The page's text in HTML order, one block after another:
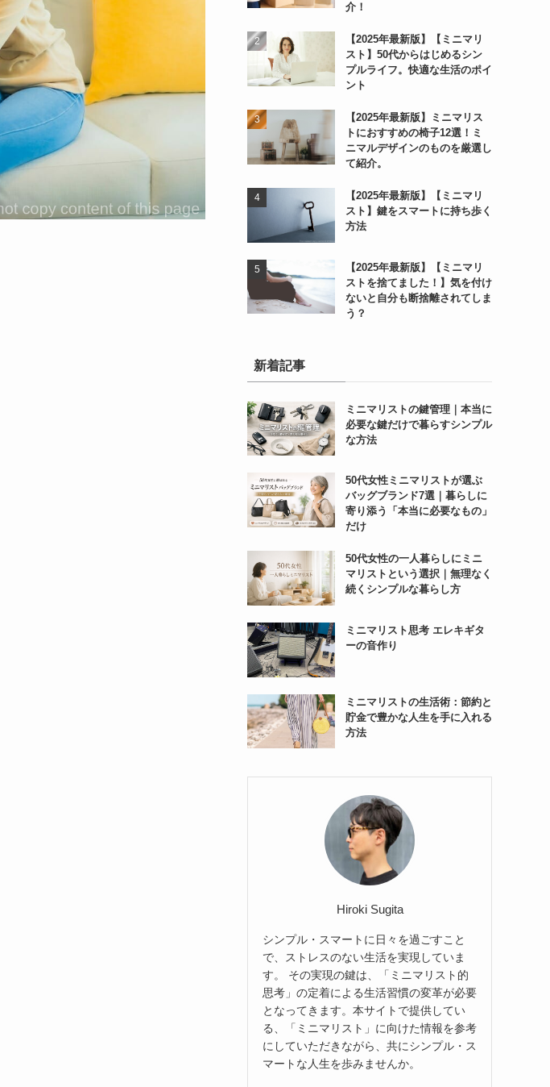
介！
【2025年最新版】【ミニマリ
スト】50代からはじめるシン
プルライフ。快適な生活のポイ
ント
【2025年最新版】ミニマリス
トにおすすめの椅子12選！ミ
ニマルデザインのものを厳選し
て紹介。
【2025年最新版】【ミニマリ
スト】鍵をスマートに持ち歩く
方法
【2025年最新版】【ミニマリ
ストを捨てました！】気を付け
ないと自分も断捨離されてしま
う？
新着記事
ミニマリストの鍵管理｜本当に
必要な鍵だけで暮らすシンプル
な方法
50代女性ミニマリストが選ぶ
バッグブランド7選｜暮らしに
寄り添う「本当に必要なもの」
だけ
50代女性の一人暮らしにミニ
マリストという選択｜無理なく
続くシンプルな暮らし方
ミニマリスト思考 エレキギタ
ーの音作り
ミニマリストの生活術：節約と
貯金で豊かな人生を手に入れる
方法
Hiroki Sugita
シンプル・スマートに日々を過ごすこと
で、ストレスのない生活を実現していま
す。 その実現の鍵は、「ミニマリスト的
思考」の定着による生活習慣の変革が必要
となってきます。本サイトで提供してい
る、「ミニマリスト」に向けた情報を参考
にしていただきながら、共にシンプル・ス
マートな人生を歩みませんか。